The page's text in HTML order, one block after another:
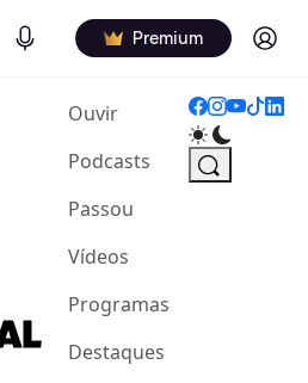
Podcasts Premium Log in
Ouvir(current)
Podcasts
Passou
Vídeos
Programas
Destaques